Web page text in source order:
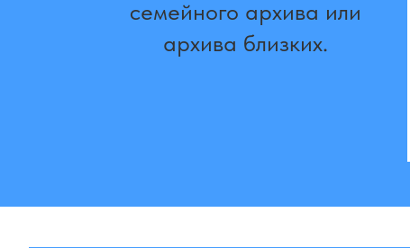
семейного архива или
архива близких.